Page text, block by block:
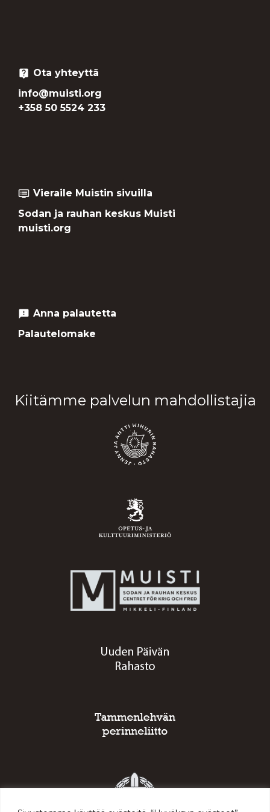
live_help Ota yhteyttä
info@muisti.org
+358 50 5524 233
dvr Vieraile Muistin sivuilla
Sodan ja rauhan keskus Muisti
muisti.org
feedback Anna palautetta
Palautelomake
Kiitämme palvelun mahdollistajia